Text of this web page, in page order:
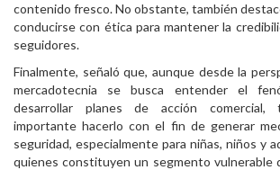
contenido fresco. No obstante, también
conducirse con ética para mantener la
seguidores.
Finalmente, señaló que, aunque desde la
mercadotecnia se busca entender el
desarrollar planes de acción comercial,
importante hacerlo con el fin de generar
seguridad, especialmente para niñas, niños y
quienes constituyen un segmento vulnerable